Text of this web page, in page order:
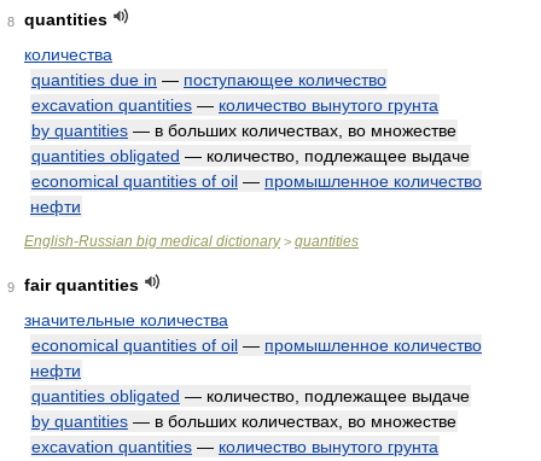
8
quantities
количества
quantities due in — поступающее количество
excavation quantities — количество вынутого грунта
by quantities — в больших количествах, во множестве
quantities obligated — количество, подлежащее выдаче
economical quantities of oil — промышленное количество
нефти
English-Russian big medical dictionary> quantities
9
fair quantities
значительные количества
economical quantities of oil — промышленное количество
нефти
quantities obligated — количество, подлежащее выдаче
by quantities — в больших количествах, во множестве
excavation quantities — количество вынутого грунта